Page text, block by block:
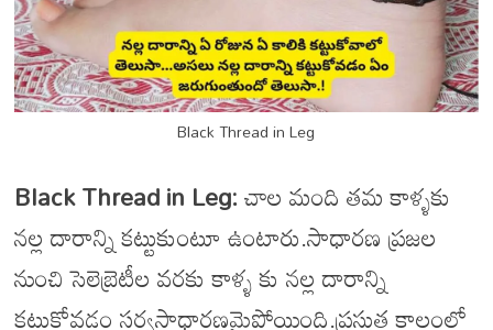
Black Thread in Leg
Black Thread in Leg:చాల మంది తమ కాళ్ళకు
నల్ల దారాన్ని కట్టుకుంటూ ఉంటారు.సాధారణ ప్రజల
నుంచి సెలెబ్రెటీల వరకు కాళ్ళ కు నల్ల దారాన్ని
కట్టుకోవడం సర్వసాధారణమైపోయింది.ప్రస్తుత కాలంలో